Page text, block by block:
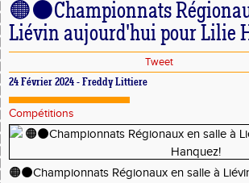
🟠⚫Championnats
Liévin aujourd'hui pour Lilie
Tweet
24 Février 2024 - Freddy Littiere
Compétitions
🟠⚫Championnats Régionaux en salle à